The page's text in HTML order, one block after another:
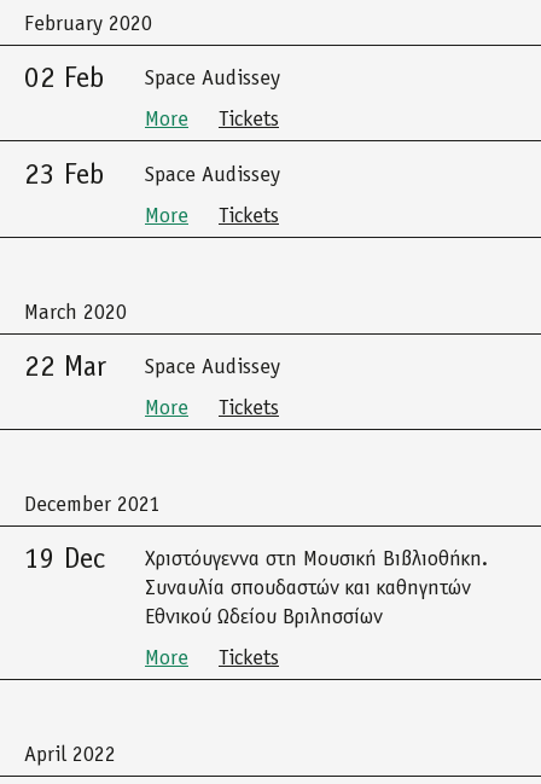
February 2020
02 Feb
Space Audissey
More
Tickets
23 Feb
Space Audissey
More
Tickets
March 2020
22 Mar
Space Audissey
More
Tickets
December 2021
19 Dec
Χριστόυγεννα στη Μουσική Βιβλιοθήκη.
Συναυλία σπουδαστών και καθηγητών
Εθνικού Ωδείου Βριλησσίων
More
Tickets
April 2022